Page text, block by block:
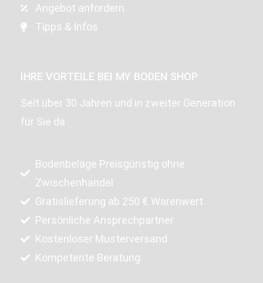
Angebot anfordern
Tipps & Infos
IHRE VORTEILE BEI MY BODEN SHOP
Seit über 30 Jahren und in zweiter Generation
für Sie da
Bodenbeläge Preisgünstig ohne
Zwischenhandel
Gratislieferung ab 250 € Warenwert
Persönliche Ansprechpartner
Kostenloser Musterversand
Kompetente Beratung